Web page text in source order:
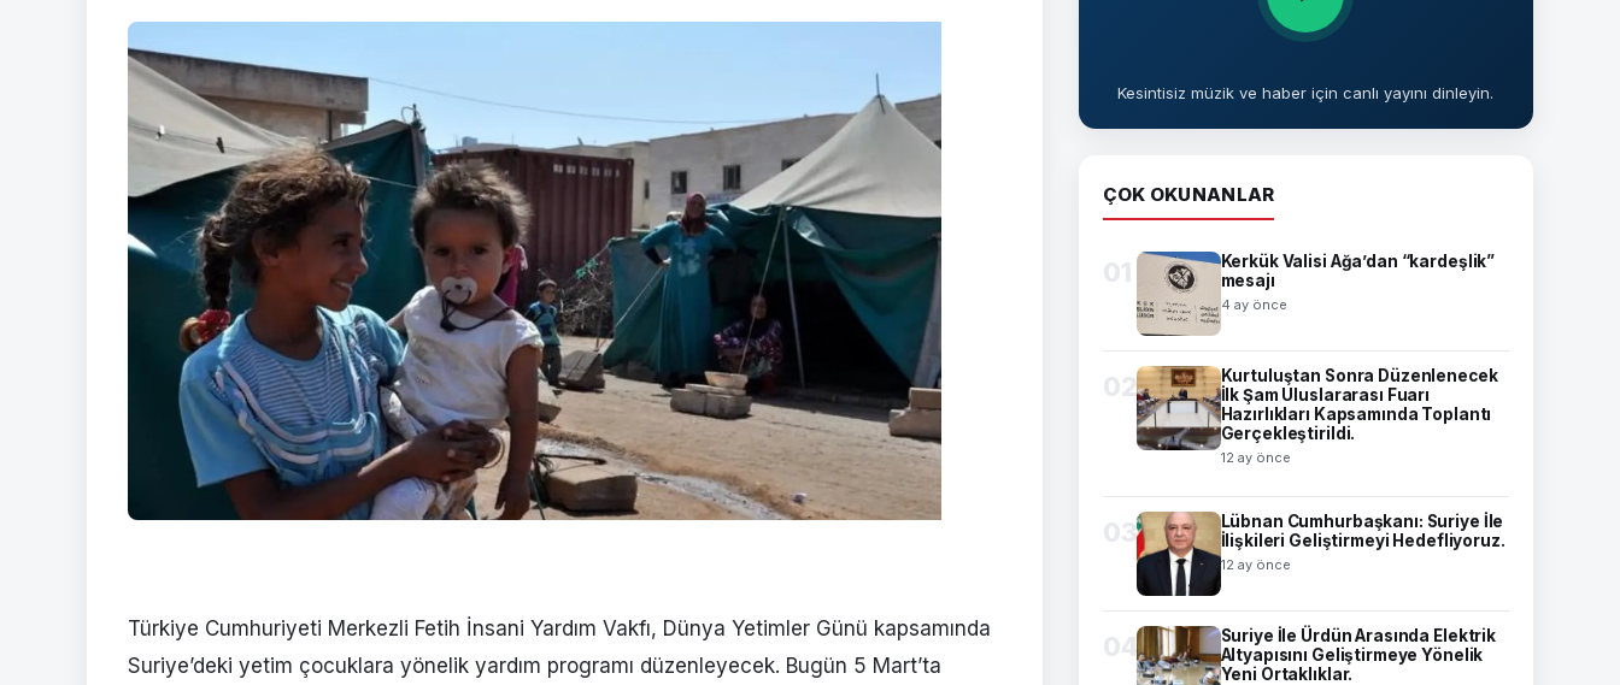
Türkiye Cumhuriyeti Merkezli Fetih İnsani Yardım Vakfı, Dünya Yetimler Günü kapsamında
Suriye’deki yetim çocuklara yönelik yardım programı düzenleyecek. Bugün 5 Mart’ta
Kesintisiz müzik ve haber için canlı yayını dinleyin.
ÇOK OKUNANLAR
01
Kerkük Valisi Ağa’dan “kardeşlik”
mesajı
4 ay önce
02
Kurtuluştan Sonra Düzenlenecek
İlk Şam Uluslararası Fuarı
Hazırlıkları Kapsamında Toplantı
Gerçekleştirildi.
12 ay önce
03
Lübnan Cumhurbaşkanı: Suriye İle
İlişkileri Geliştirmeyi Hedefliyoruz.
12 ay önce
04
Suriye İle Ürdün Arasında Elektrik
Altyapısını Geliştirmeye Yönelik
Yeni Ortaklıklar.